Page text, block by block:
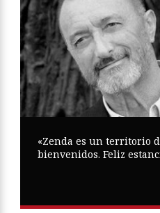
«Zenda es un territorio
bienvenidos. Feliz